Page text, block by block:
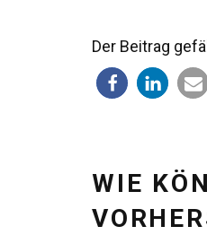
Der Beitrag
WIE